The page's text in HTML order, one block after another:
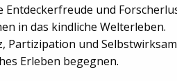
Entdeckerfreude und
in das kindliche Welterleben.
Partizipation und
Erleben begegnen.